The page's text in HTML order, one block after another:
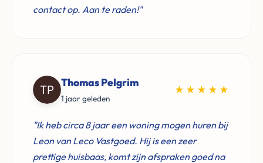
contact op. Aan te raden!"
Thomas Pelgrim
1 jaar geleden
★★★★★
"Ik heb circa 8 jaar een woning mogen huren bij
Leon van Leco Vastgoed. Hij is een zeer
prettige huisbaas, komt zijn afspraken goed na